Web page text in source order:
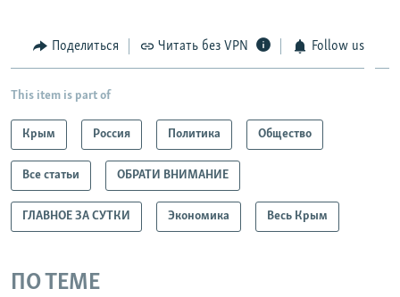
Поделиться Читать без VPN Follow us
This item is part of
Крым Россия Политика Общество
Все статьи ОБРАТИ ВНИМАНИЕ
ГЛАВНОЕ ЗА СУТКИ Экономика Весь Крым
ПО ТЕМЕ